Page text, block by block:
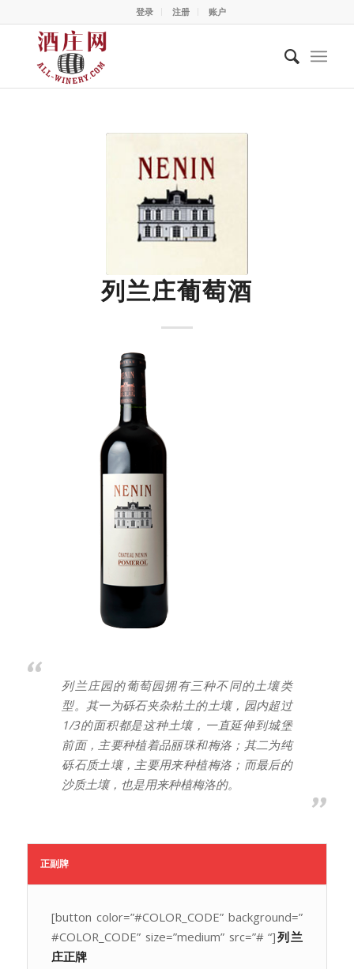
登录 注册 账户
列兰庄葡萄酒
列兰庄园的葡萄园拥有三种不同的土壤类
型。其一为砾石夹杂粘土的土壤，园内超过
1/3的面积都是这种土壤，一直延伸到城堡
前面，主要种植着品丽珠和梅洛；其二为纯
砾石质土壤，主要用来种植梅洛；而最后的
沙质土壤，也是用来种植梅洛的。
正副牌
[button color=”#COLOR_CODE” background=”
#COLOR_CODE” size=”medium” src=”# “]列兰
庄正牌